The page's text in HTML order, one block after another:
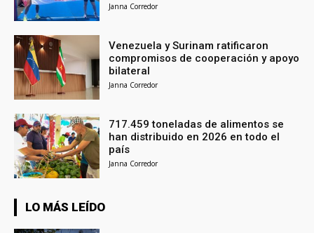
Janna Corredor
Venezuela y Surinam ratificaron
compromisos de cooperación y apoyo
bilateral
Janna Corredor
717.459 toneladas de alimentos se
han distribuido en 2026 en todo el
país
Janna Corredor
LO MÁS LEÍDO